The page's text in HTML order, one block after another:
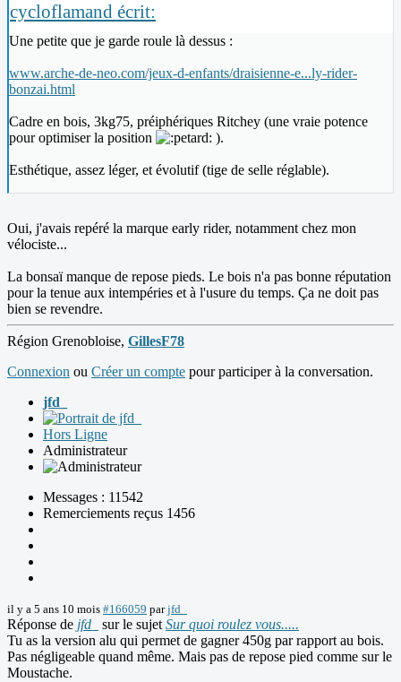
cycloflamand écrit:
Une petite que je garde roule là dessus :
www.arche-de-neo.com/jeux-d-enfants/draisienne-e...ly-rider-
bonzai.html
Cadre en bois, 3kg75, préiphériques Ritchey (une vraie potence
pour optimiser la position
).
Esthétique, assez léger, et évolutif (tige de selle réglable).
Oui, j'avais repéré la marque early rider, notamment chez mon
vélociste...
La bonsaï manque de repose pieds. Le bois n'a pas bonne réputation
pour la tenue aux intempéries et à l'usure du temps. Ça ne doit pas
bien se revendre.
Région Grenobloise, GillesF78
Connexion ou Créer un compte pour participer à la conversation.
jfd_
Hors Ligne
Administrateur
Messages : 11542
Remerciements reçus 1456
il y a 5 ans 10 mois #166059 parjfd_
Réponse de jfd_ sur le sujet Sur quoi roulez vous.....
Tu as la version alu qui permet de gagner 450g par rapport au bois.
Pas négligeable quand même. Mais pas de repose pied comme sur le
Moustache.